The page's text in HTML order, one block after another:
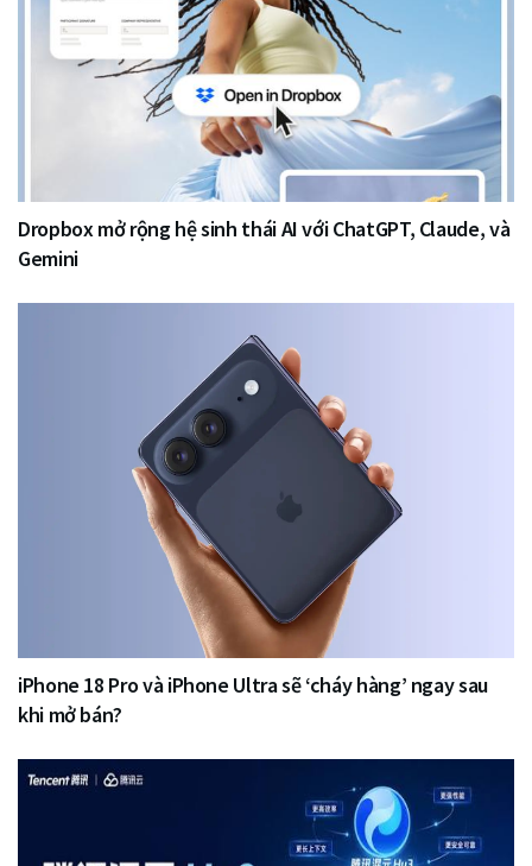
Dropbox mở rộng hệ sinh thái AI với ChatGPT, Claude, và
Gemini
iPhone 18 Pro và iPhone Ultra sẽ ‘cháy hàng’ ngay sau
khi mở bán?